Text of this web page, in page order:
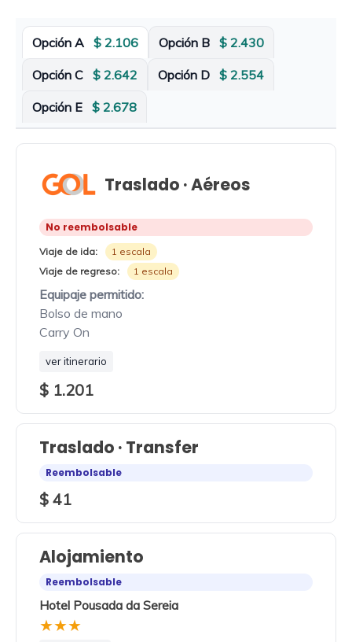
Opción A $ 2.106 Opción B $ 2.430
Opción C $ 2.642 Opción D $ 2.554
Opción E $ 2.678
Traslado · Aéreos
No reembolsable
Viaje de ida:
1 escala
Viaje de regreso:
1 escala
Equipaje permitido:
Bolso de mano
Carry On
ver itinerario
$ 1.201
Traslado · Transfer
Reembolsable
$ 41
Alojamiento
Reembolsable
Hotel Pousada da Sereia
★★★